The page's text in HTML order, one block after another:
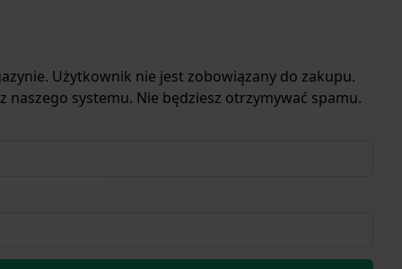
Użytkownik nie jest zobowiązany do zakupu.
systemu. Nie będziesz otrzymywać spamu.